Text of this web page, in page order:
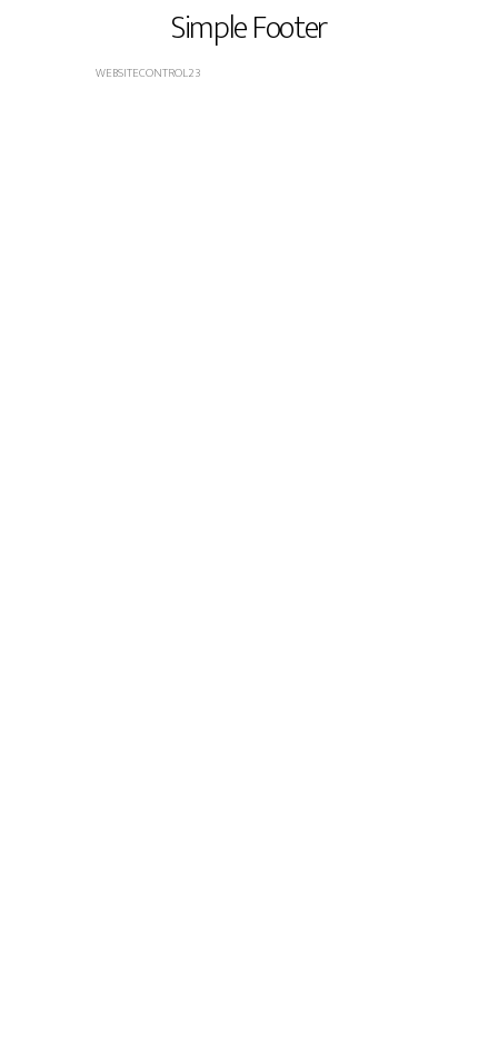
Simple Footer
WEBSITECONTROL23